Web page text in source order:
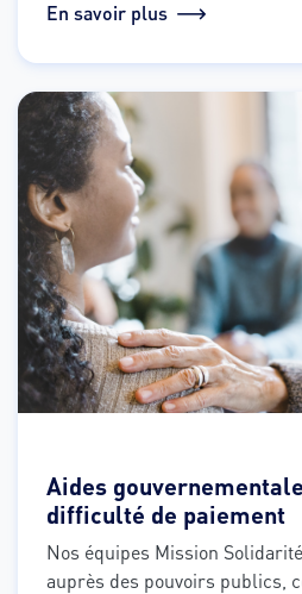
En savoir plus
Aides
difficulté de paiement
Nos équipes Mission
auprès des pouvoirs publics,